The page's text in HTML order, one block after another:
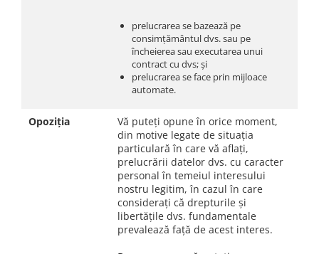
prelucrarea se bazează pe
consimțământul dvs. sau pe
încheierea sau executarea unui
contract cu dvs; și
prelucrarea se face prin mijloace
automate.
Opoziția
Vă puteți opune în orice moment,
din motive legate de situația
particulară în care vă aflați,
prelucrării datelor dvs. cu caracter
personal în temeiul interesului
nostru legitim, în cazul în care
considerați că drepturile și
libertățile dvs. fundamentale
prevalează față de acest interes.